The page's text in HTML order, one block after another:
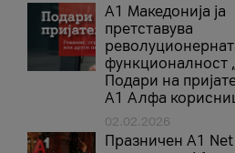
А1 Македонија ја
претставува
функционалност
Подари на
А1 Алфа
02.02.2026
Празничен A1